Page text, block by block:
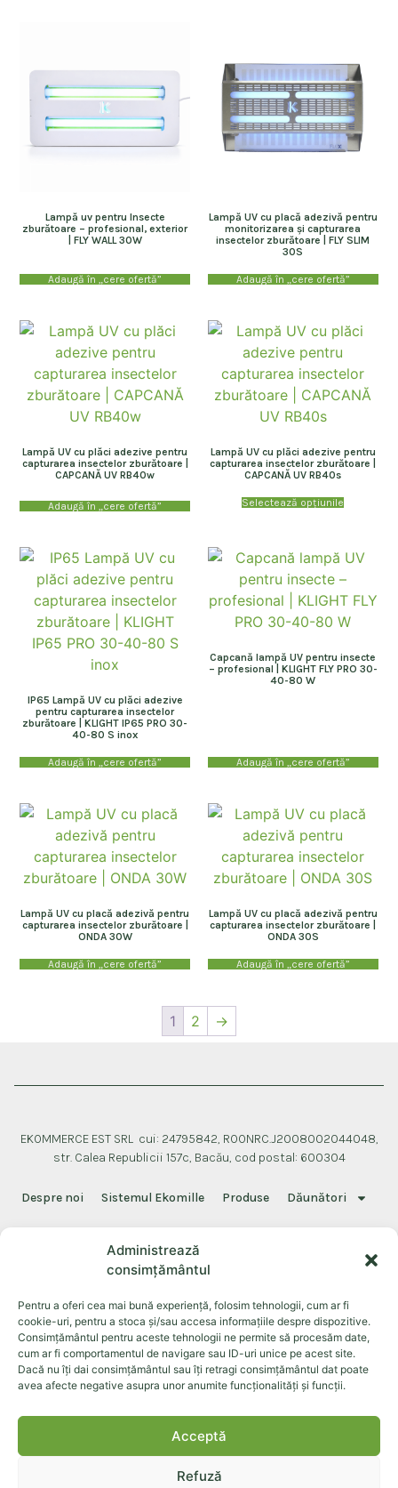
Administrează
consimțământul
Pentru a oferi cea mai bună experiență, folosim tehnologii, cum ar fi
cookie-uri, pentru a stoca și/sau accesa informațiile despre dispozitive.
Consimțământul pentru aceste tehnologii ne permite să procesăm date,
cum ar fi comportamentul de navigare sau ID-uri unice pe acest site.
Dacă nu îți dai consimțământul sau îți retragi consimțământul dat poate
avea afecte negative asupra unor anumite funcționalități și funcții.
Acceptă
Refuză
Lampă uv pentru Insecte
zburătoare – profesional, exterior
| FLY WALL 30W
Adaugă în „cere ofertă”
Lampă UV cu placă adezivă pentru
monitorizarea și capturarea
insectelor zburătoare | FLY SLIM
30S
Adaugă în „cere ofertă”
Lampă UV cu plăci adezive pentru
capturarea insectelor zburătoare |
CAPCANĂ UV RB40w
Adaugă în „cere ofertă”
Lampă UV cu plăci adezive pentru
capturarea insectelor zburătoare |
CAPCANĂ UV RB40s
Selectează opțiunile
IP65 Lampă UV cu plăci adezive
pentru capturarea insectelor
zburătoare | KLIGHT IP65 PRO 30-
40-80 S inox
Adaugă în „cere ofertă”
Capcană lampă UV pentru insecte
– profesional | KLIGHT FLY PRO 30-
40-80 W
Adaugă în „cere ofertă”
Lampă UV cu placă adezivă pentru
capturarea insectelor zburătoare |
ONDA 30W
Adaugă în „cere ofertă”
Lampă UV cu placă adezivă pentru
capturarea insectelor zburătoare |
ONDA 30S
Adaugă în „cere ofertă”
1 2 →
EKOMMERCE EST SRL cui: 24795842, ROONRC.J2008002044048,
str. Calea Republicii 157c, Bacău, cod postal: 600304
Despre noi Sistemul Ekomille Produse Dăunători
©+2026+Toate+drepturile+rezervate.
Cookies Politică confidențialitate Termeni și condiții